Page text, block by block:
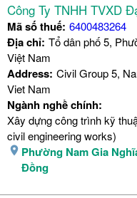
Công Ty TNHH TVXD
Mã số thuế: 6400483264
Địa chỉ: Tổ dân phố 5,
Việt Nam
Address: Civil Group 5,
Viet Nam
Ngành nghề chính:
Xây dựng công trình kỹ
civil engineering works)
Phường Nam Gia
Đồng